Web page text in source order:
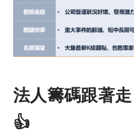
法人籌碼跟著
👍